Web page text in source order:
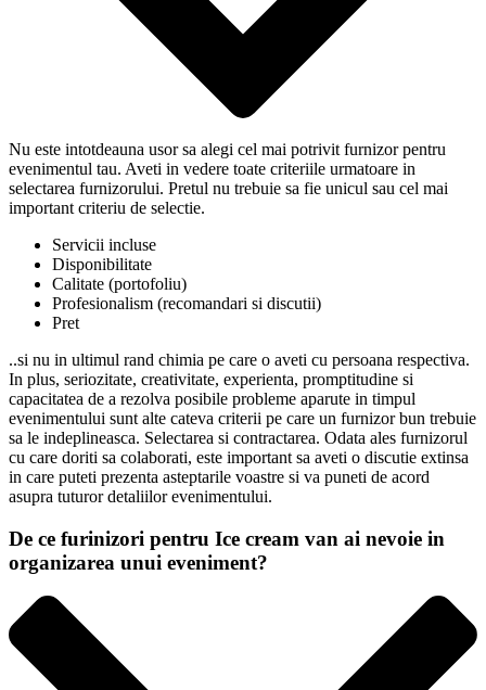
Nu este intotdeauna usor sa alegi cel mai potrivit furnizor pentru
evenimentul tau. Aveti in vedere toate criteriile urmatoare in
selectarea furnizorului. Pretul nu trebuie sa fie unicul sau cel mai
important criteriu de selectie.
Servicii incluse
Disponibilitate
Calitate (portofoliu)
Profesionalism (recomandari si discutii)
Pret
..si nu in ultimul rand chimia pe care o aveti cu persoana respectiva.
In plus, seriozitate, creativitate, experienta, promptitudine si
capacitatea de a rezolva posibile probleme aparute in timpul
evenimentului sunt alte cateva criterii pe care un furnizor bun trebuie
sa le indeplineasca. Selectarea si contractarea. Odata ales furnizorul
cu care doriti sa colaborati, este important sa aveti o discutie extinsa
in care puteti prezenta asteptarile voastre si va puneti de acord
asupra tuturor detaliilor evenimentului.
De ce furinizori pentru Ice cream van ai nevoie in
organizarea unui eveniment?